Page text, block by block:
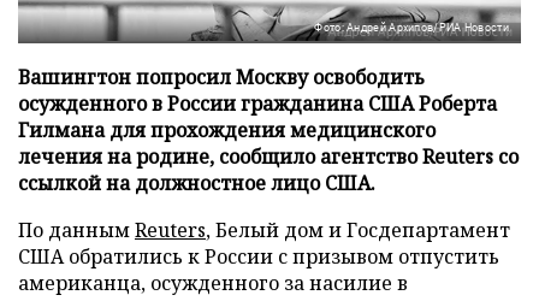
Фото: Андрей Архипов/РИА Новости
Вашингтон попросил Москву освободить
осужденного в России гражданина США Роберта
Гилмана для прохождения медицинского
лечения на родине, сообщило агентство Reuters со
ссылкой на должностное лицо США.
По даннымReuters, Белый дом и Госдепартамент
США обратились к России с призывом отпустить
американца, осужденного за насилие в